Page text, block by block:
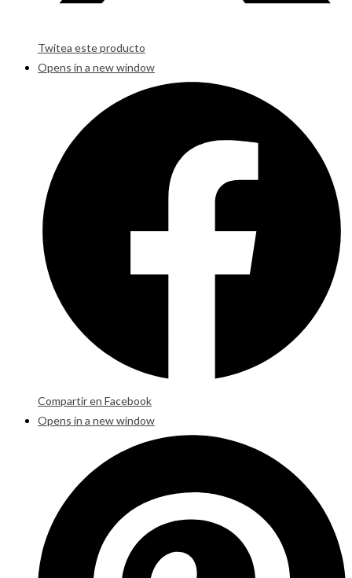
Twitea este producto
Opens in a new window
Compartir en Facebook
Opens in a new window